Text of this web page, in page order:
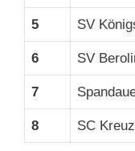
5 SV
6 SV
7
8 SC